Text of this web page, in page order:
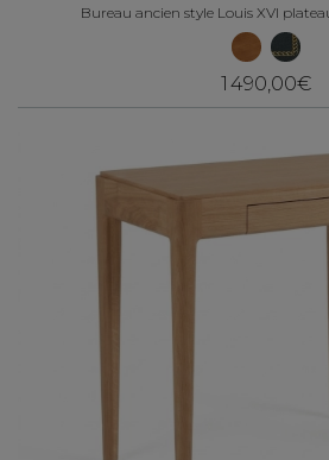
Bureau ancien style Louis XVI
1 490,00€